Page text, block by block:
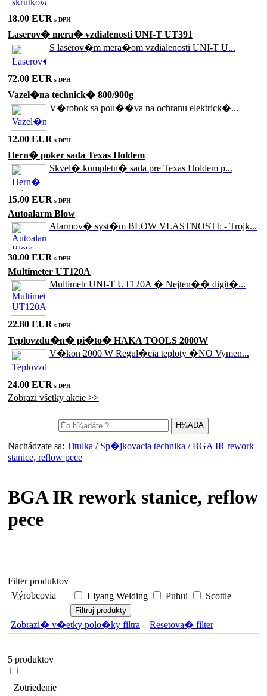
18.00 EUR s DPH
Laserov� mera� vzdialenosti UNI-T UT391
S laserov�m mera�om vzdialenosti UNI-T U...
72.00 EUR s DPH
Vazel�na technick� 800/900g
V�robok sa pou��va na ochranu elektrick�...
12.00 EUR s DPH
Hern� poker sada Texas Holdem
Skvel� kompletn� sada pre Texas Holdem p...
15.00 EUR s DPH
Autoalarm Blow
Alarmov� syst�m BLOW VLASTNOSTI: - Trojk...
30.00 EUR s DPH
Multimeter UT120A
Multimetr UNI-T UT120A � Nejten�� digit�...
22.80 EUR s DPH
Teplovzdu�n� pi�to� HAKA TOOLS 2000W
V�kon 2000 W Regul�cia teploty �NO Vymen...
24.00 EUR s DPH
Zobrazi všetky akcie >>
Nachádzate sa: Titulka / Sp�jkovacia technika /BGA IR rework
stanice, reflow pece
BGA IR rework stanice, reflow
pece
Filter produktov
Výrobcovia
Liyang Welding Puhui Scottle
Zobrazi� v�etky polo�ky filtra Resetova� filter
5 produktov
Zotriedenie